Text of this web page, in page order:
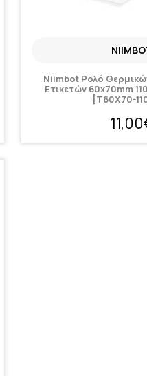
Niimbot Ρολό
Ετικετών 60x70mm
[T60X70-